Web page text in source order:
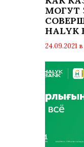
МОГУТ
HALYK
24.09.2021